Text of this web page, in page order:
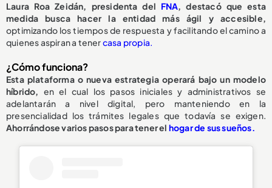
Laura Roa Zeidán, presidenta del FNA, destacó que esta
medida busca hacer la entidad más ágil y accesible,
optimizando los tiempos de respuesta y facilitando el camino a
quienes aspiran a tenercasa propia.
¿Cómo funciona?
Esta plataforma o nueva estrategia operará bajo un modelo
híbrido, en el cual los pasos iniciales y administrativos se
adelantarán a nivel digital, pero manteniendo en la
presencialidad los trámites legales que todavía se exigen.
Ahorrándose varios pasos para tener el hogar de sus sueños.